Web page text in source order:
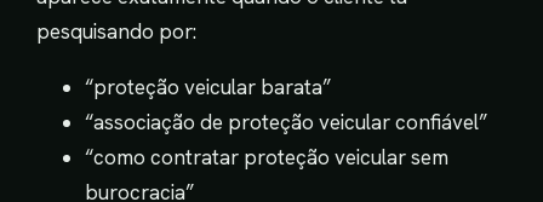
pesquisando por:
“proteção veicular barata”
“associação de proteção veicular confiável”
“como contratar proteção veicular sem
burocracia”